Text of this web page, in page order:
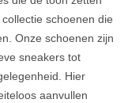
schoenen die
Onze schoenen zijn
sneakers tot
Hier
aanvullen